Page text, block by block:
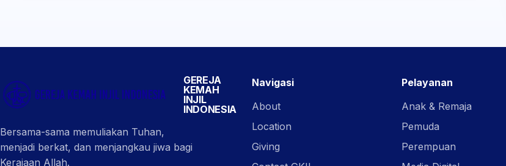
GEREJA
KEMAH
INJIL
INDONESIA
Bersama-sama memuliakan Tuhan,
menjadi berkat, dan menjangkau jiwa bagi
Kerajaan Allah.
Navigasi
About
Location
Giving
Pelayanan
Anak & Remaja
Pemuda
Perempuan